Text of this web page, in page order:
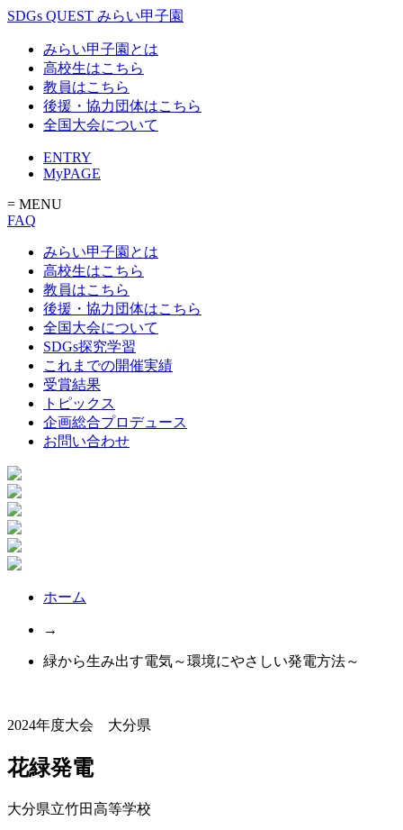
SDGs QUEST みらい甲子園
みらい甲子園とは
高校生はこちら
教員はこちら
後援・協力団体はこちら
全国大会について
ENTRY
MyPAGE
= MENU
FAQ
みらい甲子園とは
高校生はこちら
教員はこちら
後援・協力団体はこちら
全国大会について
SDGs探究学習
これまでの開催実績
受賞結果
トピックス
企画総合プロデュース
お問い合わせ
ホーム
→
緑から生み出す電気～環境にやさしい発電方法～
2024年度大会 大分県
花緑発電
大分県立竹田高等学校